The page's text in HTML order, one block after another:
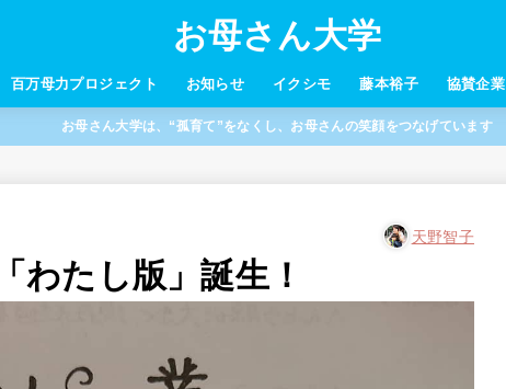
お母さん大学
百万母力プロジェクト お知らせ イクシモ 藤本裕子 協賛企業
お母さん大学は、“孤育て”をなくし、お母さんの笑顔をつなげています
天野智子
わたし版」誕生！